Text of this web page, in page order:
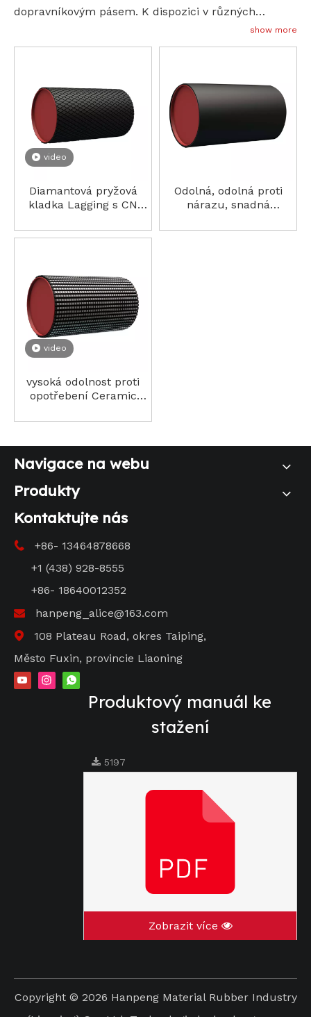
dopravníkovým pásem. K dispozici v různých
Řešení s
pryžovými řemenicemijsou přizpůsobena tak, aby
náročných průmyslových aplikací.
show more
video
Diamantová pryžová
kladka Lagging s CN
Odolná, odolná proti
nárazu, snadná
bezpečnost
video
vysoká odolnost proti
opotřebení Ceramic
Navigace na webu
Produkty
Kontaktujte nás

+86- 13464878668
+1 (438) 928-8555
+86- 18640012352
 hanpeng_alice@163.com

108 Plateau Road, okres Taiping,
Město Fuxin, provincie Liaoning
Produktový manuál ke
stažení
5197
Zobrazit více
Copyright © 2026 Hanpeng Material Rubber Industry